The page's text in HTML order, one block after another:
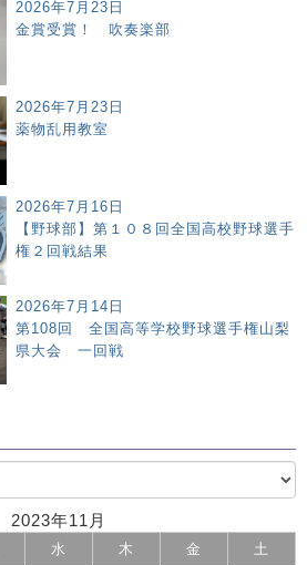
2026年7月23日
金賞受賞！ 吹奏楽部
2026年7月23日
薬物乱用教室
2026年7月16日
【野球部】第１０８回全国高校野球選手
権２回戦結果
2026年7月14日
第108回 全国高等学校野球選手権山梨
県大会 一回戦
2023年11月
水 木 金 土